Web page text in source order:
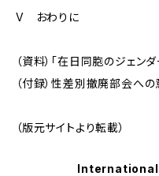
V おわりに
（資料）「在日同胞のジェン
（付録）性差別撤廃部会への
（版元サイトより転載）